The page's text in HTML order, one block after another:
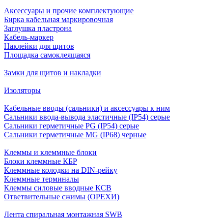
Аксессуары и прочие комплектующие
Бирка кабельная маркировочная
Заглушка пластрона
Кабель-маркер
Наклейки для щитов
Площадка самоклеящаяся
Замки для щитов и накладки
Изоляторы
Кабельные вводы (сальники) и аксессуары к ним
Сальники ввода-вывода эластичные (IP54) серые
Сальники герметичные PG (IP54) серые
Сальники герметичные MG (IP68) черные
Клеммы и клеммные блоки
Блоки клеммные КБР
Клеммные колодки на DIN-рейку
Клеммные терминалы
Клеммы силовые вводные КСВ
Ответвительные сжимы (ОРЕХИ)
Лента спиральная монтажная SWB